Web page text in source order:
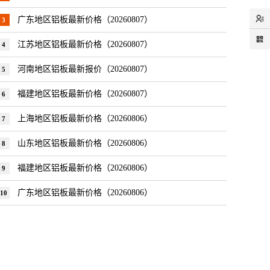
3 广东地区铝板最新价格（20260807）
4 江苏地区铝板最新价格（20260807）
5 河南地区铝板最新报价（20260807）
6 福建地区铝板最新价格（20260807）
7 上海地区铝板最新价格（20260806）
8 山东地区铝板最新价格（20260806）
9 福建地区铝板最新价格（20260806）
10 广东地区铝板最新价格（20260806）